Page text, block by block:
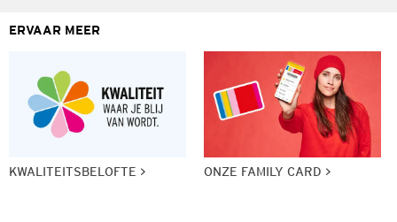
ERVAAR MEER
KWALITEITSBELOFTE ONZE FAMILY CARD